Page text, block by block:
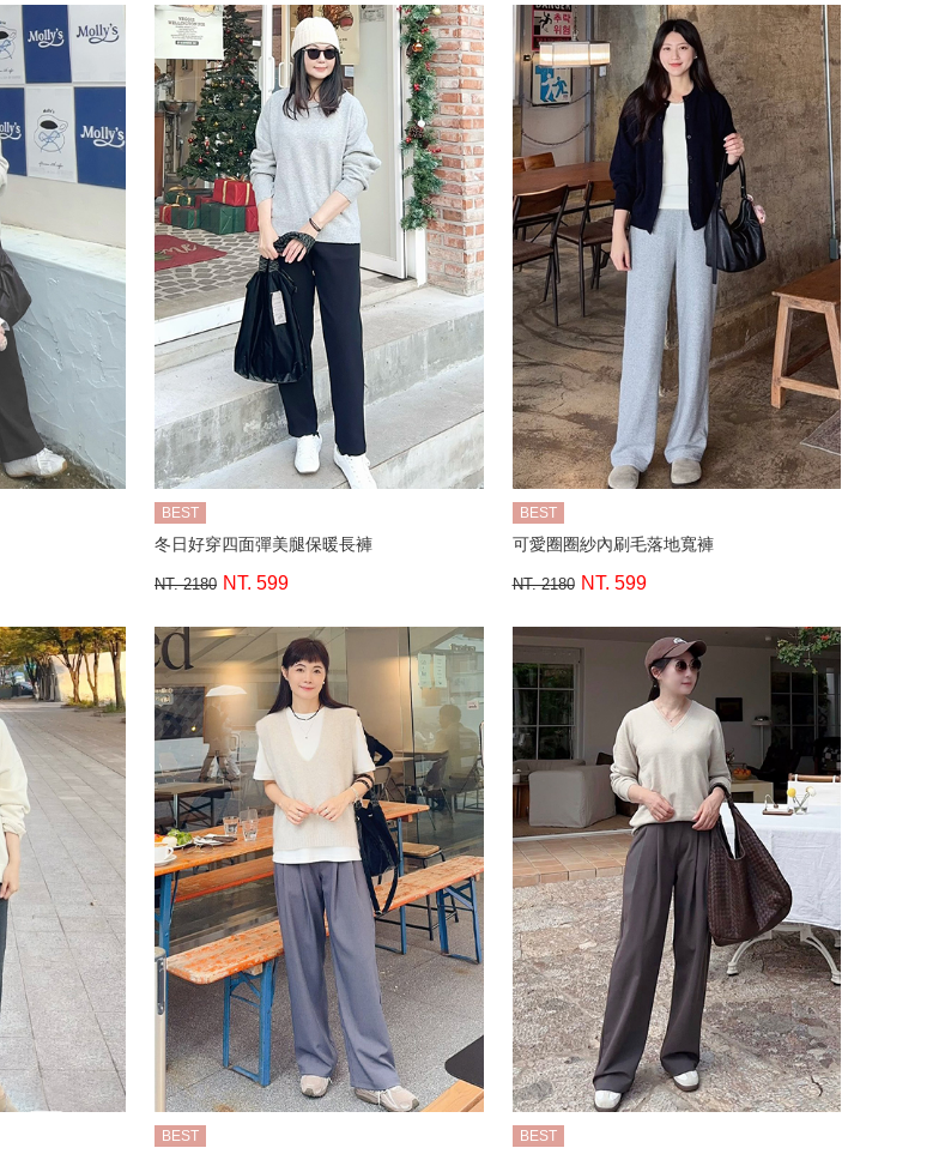
BEST
冬日好穿四面彈美腿保暖長褲
NT. 2180 NT. 599
BEST
可愛圈圈紗內刷毛落地寬褲
NT. 2180 NT. 599
BEST BEST